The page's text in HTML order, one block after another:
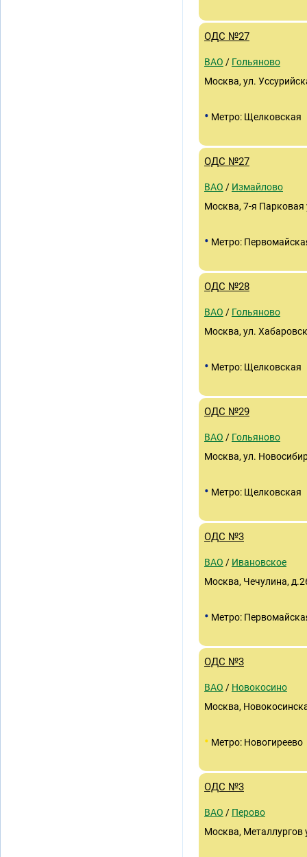
ОДС №27
ВАО / Гольяново
Москва, ул.
• Метро: Щелковская
ОДС №27
ВАО / Измайлово
Москва, 7-я Парковая
• Метро:
ОДС №28
ВАО / Гольяново
Москва, ул.
• Метро: Щелковская
ОДС №29
ВАО / Гольяново
Москва, ул.
• Метро: Щелковская
ОДС №3
ВАО / Ивановское
Москва, Чечулина,
• Метро:
ОДС №3
ВАО / Новокосино
Москва,
• Метро: Новогиреево
ОДС №3
ВАО / Перово
Москва, Металлургов